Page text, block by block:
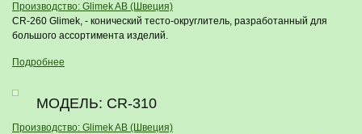
Производство: Glimek AB (Швеция)
CR-260 Glimek, - конический тесто-округлитель, разработанный для
большого ассортимента изделий.
Подробнее
МОДЕЛЬ: CR-310
Производство: Glimek AB (Швеция)